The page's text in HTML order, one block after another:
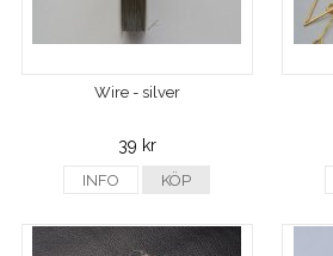
Wire - silver
39 kr
INFO KÖP